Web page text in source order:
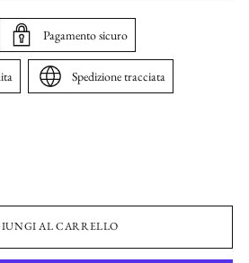
Pagamento sicuro
Spedizione tracciata
AL CARRELLO